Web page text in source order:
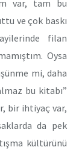
var, tam bu
ve çok baskı
filan
Oysa
mi, daha
bu kitabı”
bir ihtiyaç var,
da pek
kültürünü